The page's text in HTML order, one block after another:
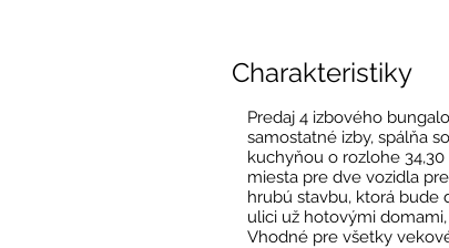
Charakteristiky
Predaj 4 izbového
samostatné izby, spálňa
kuchyňou o rozlohe
miesta pre dve vozidla
hrubú stavbu, ktorá bude
ulici už hotovými
Vhodné pre všetky